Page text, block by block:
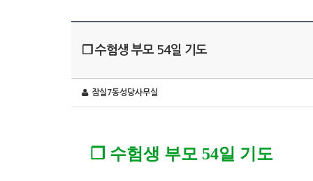
❐ 수험생 부모 54일 기도
잠실7동성당사무실
❐ 수험생 부모 54일 기도